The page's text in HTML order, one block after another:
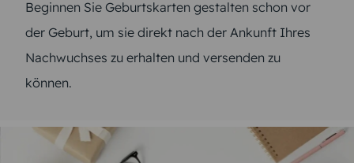
Beginnen Sie Geburtskarten gestalten schon vor
der Geburt, um sie direkt nach der Ankunft Ihres
Nachwuchses zu erhalten und versenden zu
können.